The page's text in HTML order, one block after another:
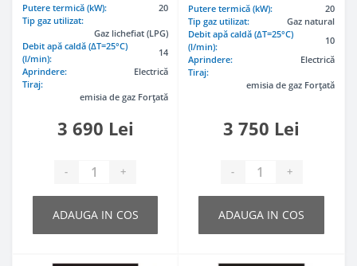
Putere termică (kW):
20
Tip gaz utilizat:
Gaz lichefiat (LPG)
Debit apă caldă (ΔT=25°C)
(l/min):
14
Aprindere:
Electrică
Tiraj:
emisia de gaz Forțată
3 690 Lei
- +
ADAUGA IN COS
Putere termică (kW):
20
Tip gaz utilizat:
Gaz natural
Debit apă caldă (ΔT=25°C)
(l/min):
10
Aprindere:
Electrică
Tiraj:
emisia de gaz Forțată
3 750 Lei
- +
ADAUGA IN COS